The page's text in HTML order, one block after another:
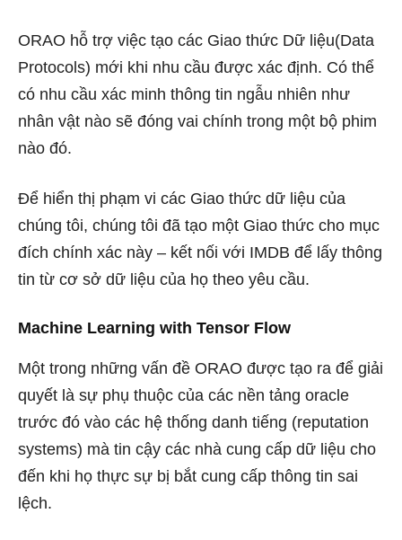
ORAO hỗ trợ việc tạo các Giao thức Dữ liệu(Data
Protocols) mới khi nhu cầu được xác định. Có thể
có nhu cầu xác minh thông tin ngẫu nhiên như
nhân vật nào sẽ đóng vai chính trong một bộ phim
nào đó.
Để hiển thị phạm vi các Giao thức dữ liệu của
chúng tôi, chúng tôi đã tạo một Giao thức cho mục
đích chính xác này – kết nối với IMDB để lấy thông
tin từ cơ sở dữ liệu của họ theo yêu cầu.
Machine Learning with Tensor Flow
Một trong những vấn đề ORAO được tạo ra để giải
quyết là sự phụ thuộc của các nền tảng oracle
trước đó vào các hệ thống danh tiếng (reputation
systems) mà tin cậy các nhà cung cấp dữ liệu cho
đến khi họ thực sự bị bắt cung cấp thông tin sai
lệch.